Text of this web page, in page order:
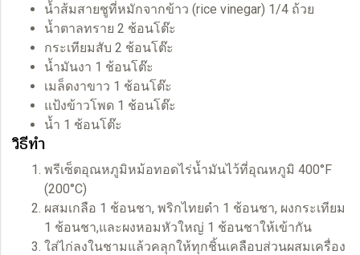
น้ำส้มสายชูที่หมักจากข้าว (rice vinegar) 1/4 ถ้วย
น้ำตาลทราย 2 ช้อนโต๊ะ
กระเทียมสับ 2 ช้อนโต๊ะ
น้ำมันงา 1 ช้อนโต๊ะ
เมล็ดงาขาว 1 ช้อนโต๊ะ
แป้งข้าวโพด 1 ช้อนโต๊ะ
น้ำ 1 ช้อนโต๊ะ
วิธีทำ
พรีเซ็ตอุณหภูมิหม้อทอดไร่น้ำมันไว้ที่อุณหภูมิ 400°F
(200°C)
ผสมเกลือ 1 ช้อนชา, พริกไทยดำ 1 ช้อนชา, ผงกระเทียม
1 ช้อนชา,และผงหอมหัวใหญ่ 1 ช้อนชาให้เข้ากัน
ใส่ไก่ลงในชามแล้วคลุกให้ทุกชิ้นเคลือบส่วนผสมเครื่อง